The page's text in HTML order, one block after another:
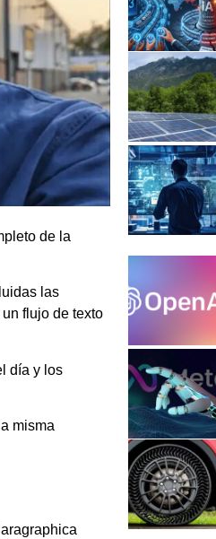
de la
las
flujo de texto
día y los
misma